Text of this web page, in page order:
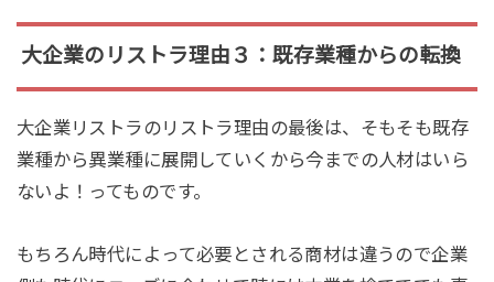
大企業のリストラ理由３：既存業種からの転換
大企業リストラのリストラ理由の最後は、そもそも既存
業種から異業種に展開していくから今までの人材はいら
ないよ！ってものです。
もちろん時代によって必要とされる商材は違うので企業